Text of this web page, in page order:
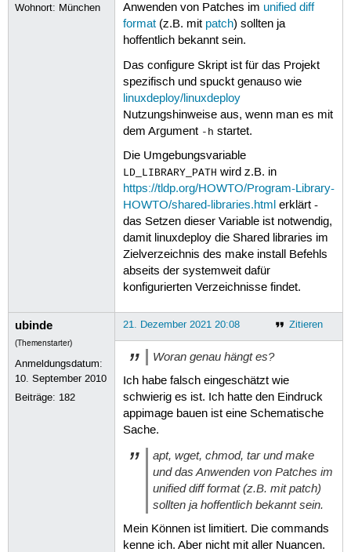
Wohnort: München
Anwenden von Patches im unified diff
format(z.B. mit patch) sollten ja
hoffentlich bekannt sein.
Das configure Skript ist für das Projekt
spezifisch und spuckt genauso wie
linuxdeploy/linuxdeploy
Nutzungshinweise aus, wenn man es mit
dem Argument -h startet.
Die Umgebungsvariable
LD_LIBRARY_PATH wird z.B. in
https://tldp.org/HOWTO/Program-Library-
HOWTO/shared-libraries.htmlerklärt -
das Setzen dieser Variable ist notwendig,
damit linuxdeploy die Shared libraries im
Zielverzeichnis des make install Befehls
abseits der systemweit dafür
konfigurierten Verzeichnisse findet.
ubinde
(Themenstarter)
Anmeldungsdatum:
10. September 2010
Beiträge: 182
Zitieren
21. Dezember 2021 20:08
Woran genau hängt es?
Ich habe falsch eingeschätzt wie
schwierig es ist. Ich hatte den Eindruck
appimage bauen ist eine Schematische
Sache.
apt, wget, chmod, tar und make
und das Anwenden von Patches im
unified diff format (z.B. mit patch)
sollten ja hoffentlich bekannt sein.
Mein Können ist limitiert. Die commands
kenne ich. Aber nicht mit aller Nuancen.